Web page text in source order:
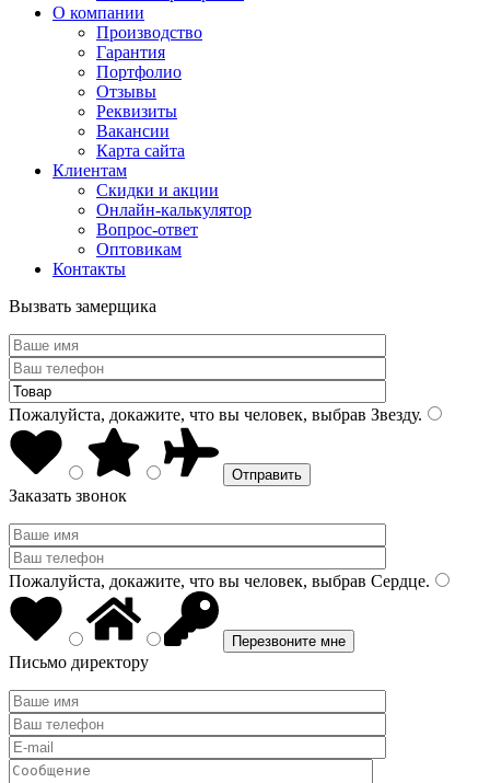
О компании
Производство
Гарантия
Портфолио
Отзывы
Реквизиты
Вакансии
Карта сайта
Клиентам
Скидки и акции
Онлайн-калькулятор
Вопрос-ответ
Оптовикам
Контакты
Вызвать замерщика
Пожалуйста, докажите, что вы человек, выбрав Звезду.
Заказать звонок
Пожалуйста, докажите, что вы человек, выбрав Сердце.
Письмо директору